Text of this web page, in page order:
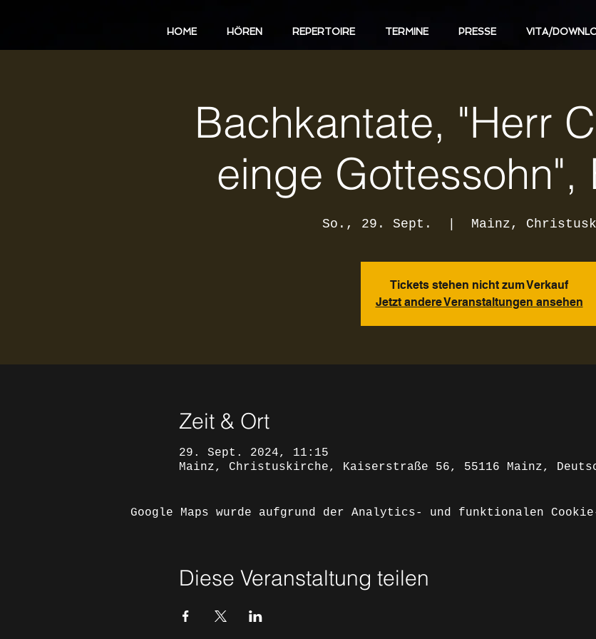
HOME HÖREN REPERTOIRE TERMINE PRESSE VITA/
Bachkantate, "Herr
einge Gottessohn",
So., 29. Sept. Mainz,
Tickets stehen nicht zum Verkauf
Jetzt andere Veranstaltungen ansehen
Zeit & Ort
29. Sept. 2024, 11:15
Mainz, Christuskirche, Kaiserstraße 56, 55116 Mainz,
Google Maps wurde aufgrund der Analytics- und funktionalen
Diese Veranstaltung teilen